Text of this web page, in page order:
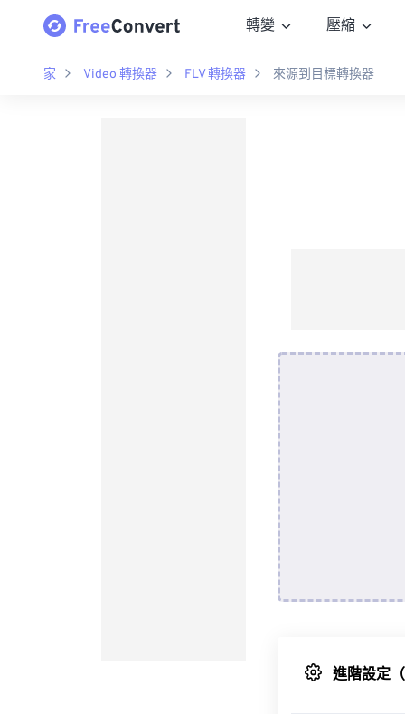
轉變 壓縮
家 Video 轉換器 FLV 轉換器 來源到目標轉換器
進階設定